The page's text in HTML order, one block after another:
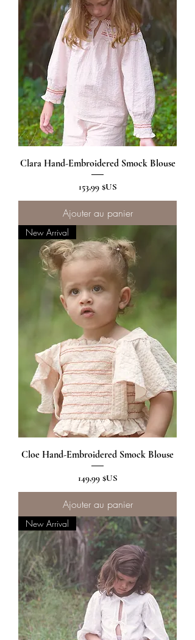
Clara Hand-Embroidered Smock Blouse
Prix
153,99 $US
Ajouter au panier
New Arrival
Cloe Hand-Embroidered Smock Blouse
Prix
149,99 $US
Ajouter au panier
New Arrival